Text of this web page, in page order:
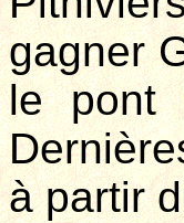
gagner
le pont
à partir